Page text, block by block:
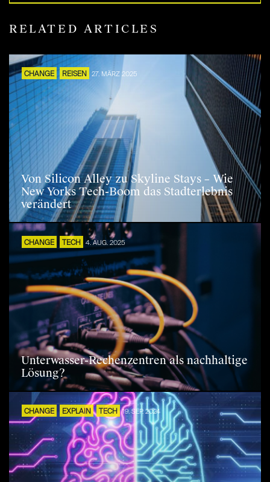
RELATED ARTICLES
CHANGE REISEN 27. MÄRZ 2025
Von Silicon Alley zu Skyline Stays – Wie
New Yorks Tech-Boom das Stadterlebnis
verändert
CHANGE TECH 4. AUG. 2025
Unterwasser-Rechenzentren als nachhaltige
Lösung?
CHANGE EXPLAIN TECH 19. SEP. 2024